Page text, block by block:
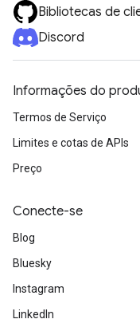
Bibliotecas de
Discord
Informações do
Termos de Serviço
Limites e cotas de APIs
Preço
Conecte-se
Blog
Bluesky
Instagram
LinkedIn